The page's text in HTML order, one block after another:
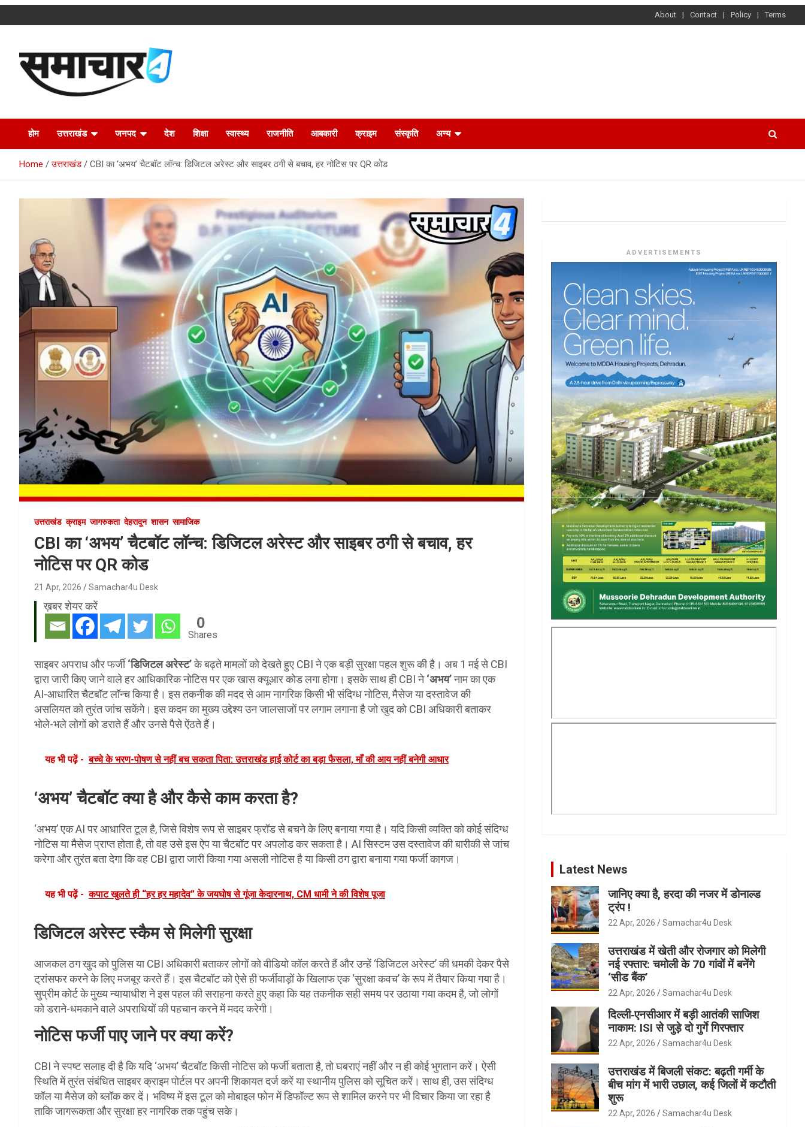
to
About Contact Policy Terms
Samachar4u
होम उत्तराखंड जनपद देश शिक्षा स्वास्थ्य राजनीति आबकारी क्राइम संस्कृति अन्य
Home उत्तराखंड CBI का ‘अभय’ चैटबॉट लॉन्च: डिजिटल अरेस्ट और साइबर ठगी से बचाव, हर नोटिस पर QR कोड
उत्तराखंड क्राइम जागरुकता देहरादून शासन सामाजिक
CBI का ‘अभय’ चैटबॉट लॉन्च: डिजिटल अरेस्ट और साइबर ठगी से बचाव, हर
नोटिस पर QR कोड
21 Apr, 2026 Samachar4u Desk
ख़बर शेयर करें
0
Shares
साइबर अपराध और फर्जी‘डिजिटल अरेस्ट’के बढ़ते मामलों को देखते हुए CBI ने एक बड़ी सुरक्षा पहल शुरू की है। अब 1 मई से CBI
द्वारा जारी किए जाने वाले हर आधिकारिक नोटिस पर एक खास क्यूआर कोड लगा होगा। इसके साथ ही CBI ने‘अभय’नाम का एक
AI-आधारित चैटबॉट लॉन्च किया है। इस तकनीक की मदद से आम नागरिक किसी भी संदिग्ध नोटिस, मैसेज या दस्तावेज की
असलियत को तुरंत जांच सकेंगे। इस कदम का मुख्य उद्देश्य उन जालसाजों पर लगाम लगाना है जो खुद को CBI अधिकारी बताकर
भोले-भले लोगों को डराते हैं और उनसे पैसे ऐंठते हैं।
यह भी पढ़ें - बच्चे के भरण-पोषण से नहीं बच सकता पिता: उत्तराखंड हाई कोर्ट का बड़ा फैसला, माँ की आय नहीं बनेगी आधार
‘अभय’ चैटबॉट क्या है और कैसे काम करता है?
‘अभय’ एक AI पर आधारित टूल है, जिसे विशेष रूप से साइबर फ्रॉड से बचने के लिए बनाया गया है। यदि किसी व्यक्ति को कोई संदिग्ध
नोटिस या मैसेज प्राप्त होता है, तो वह उसे इस ऐप या चैटबॉट पर अपलोड कर सकता है। AI सिस्टम उस दस्तावेज की बारीकी से जांच
करेगा और तुरंत बता देगा कि वह CBI द्वारा जारी किया गया असली नोटिस है या किसी ठग द्वारा बनाया गया फर्जी कागज।
यह भी पढ़ें - कपाट खुलते ही “हर हर महादेव” के जयघोष से गूंजा केदारनाथ, CM धामी ने की विशेष पूजा
डिजिटल अरेस्ट स्कैम से मिलेगी सुरक्षा
आजकल ठग खुद को पुलिस या CBI अधिकारी बताकर लोगों को वीडियो कॉल करते हैं और उन्हें ‘डिजिटल अरेस्ट’ की धमकी देकर पैसे
ट्रांसफर करने के लिए मजबूर करते हैं। इस चैटबॉट को ऐसे ही फर्जीवाड़ों के खिलाफ एक ‘सुरक्षा कवच’ के रूप में तैयार किया गया है।
सुप्रीम कोर्ट के मुख्य न्यायाधीश ने इस पहल की सराहना करते हुए कहा कि यह तकनीक सही समय पर उठाया गया कदम है, जो लोगों
को डराने-धमकाने वाले अपराधियों की पहचान करने में मदद करेगी।
नोटिस फर्जी पाए जाने पर क्या करें?
CBI ने स्पष्ट सलाह दी है कि यदि ‘अभय’ चैटबॉट किसी नोटिस को फर्जी बताता है, तो घबराएं नहीं और न ही कोई भुगतान करें। ऐसी
स्थिति में तुरंत संबंधित साइबर क्राइम पोर्टल पर अपनी शिकायत दर्ज करें या स्थानीय पुलिस को सूचित करें। साथ ही, उस संदिग्ध
कॉल या मैसेज को ब्लॉक कर दें। भविष्य में इस टूल को मोबाइल फोन में डिफॉल्ट रूप से शामिल करने पर भी विचार किया जा रहा है
ताकि जागरूकता और सुरक्षा हर नागरिक तक पहुंच सके।
ADVERTISEMENTS
Latest News
जानिए क्या है, हरदा की नजर में डोनाल्ड
ट्रंप !
22 Apr, 2026 Samachar4u Desk
उत्तराखंड में खेती और रोजगार को मिलेगी
नई रफ्तार: चमोली के 70 गांवों में बनेंगे
‘सीड बैंक’
22 Apr, 2026 Samachar4u Desk
दिल्ली‑एनसीआर में बड़ी आतंकी साजिश
नाकाम: ISI से जुड़े दो गुर्गे गिरफ्तार
22 Apr, 2026 Samachar4u Desk
उत्तराखंड में बिजली संकट: बढ़ती गर्मी के
बीच मांग में भारी उछाल, कई जिलों में कटौती
शुरू
22 Apr, 2026 Samachar4u Desk